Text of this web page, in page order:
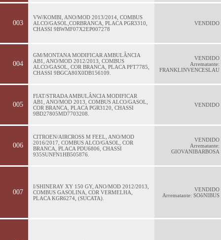
003
VW/KOMBI, ANO/MOD 2013/2014, COMBUS
ALCO/GASOL,CORBRANCA, PLACA PGR3310,
CHASSI 9BWMF07X2EP007278
VENDIDO
004
GM/MONTANA MODIFICAR AMBULÂNCIA
AB1, ANO/MOD 2012/2013, COMBUS
ALCO/GASOL, COR BRANCA, PLACA PFT7785,
CHASSI 9BGCA80X0DB156109.
VENDIDO
Arrematante:
FRANKLINVENCESLAU
005
FIAT/STRADA AMBULÂNCIA MODIFICAR
AB1, ANO/MOD 2013, COMBUS ALCO/GASOL,
COR BRANCA, PLACA PGR3120, CHASSI
9BD27805MD7703208.
VENDIDO
006
CITROEN/AIRCROSS M FEEL, ANO/MOD
2016/2017, COMBUS ALCO/GASOL, COR
BRANCA, PLACA PDU6806, CHASSI
935SUNFN1HB505876.
VENDIDO
Arrematante:
GIOVANIBARBOSA
007
I/SHINERAY XY 150 GY, ANO/MOD 2012/2013,
COMBUS GASOLINA, COR VERMELHA,
PLACA KGR6274, (SUCATA).
VENDIDO
Arrematante: SOôNIBUS